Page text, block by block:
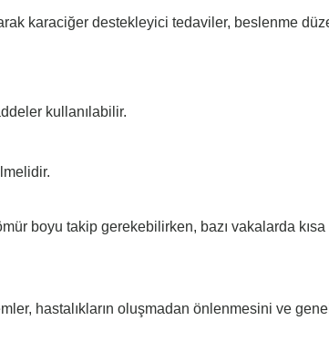
karaciğer destekleyici tedaviler, beslenme
kullanılabilir.
boyu takip gerekebilirken, bazı vakalarda
hastalıkların oluşmadan önlenmesini ve genel